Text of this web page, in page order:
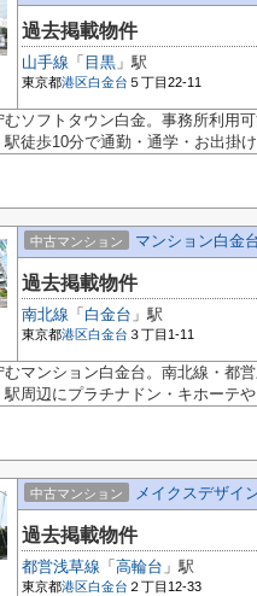
過去掲載物件
山手線 「 目黒 」駅
東京都港区白金台 ５丁目22-11
ソフトタウン白金。事務所利用
徒歩10分で通勤・通学・お出掛
中古マンション マンション白金
過去掲載物件
南北線 「 白金台 」駅
東京都港区白金台 ３丁目1-11
マンション白金台。南北線・都
周辺にプラチナドン・キホーテ
中古マンション メイクスデザイ
過去掲載物件
都営浅草線 「 高輪台 」駅
東京都港区白金台 ２丁目12-33